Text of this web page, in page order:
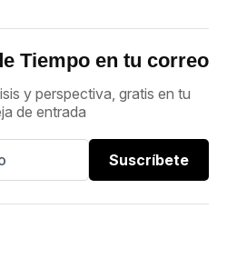
Tiempo en tu correo
y perspectiva, gratis en tu
de entrada
Suscríbete